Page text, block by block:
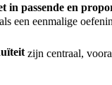
in passende en
een eenmalige
zijn centraal,